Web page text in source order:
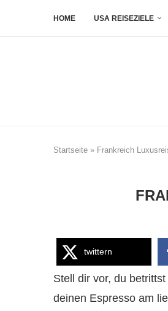
HOME USA REISEZIELE
Startseite » Frankreich
twittern
Stell dir vor, du
deinen Espresso am